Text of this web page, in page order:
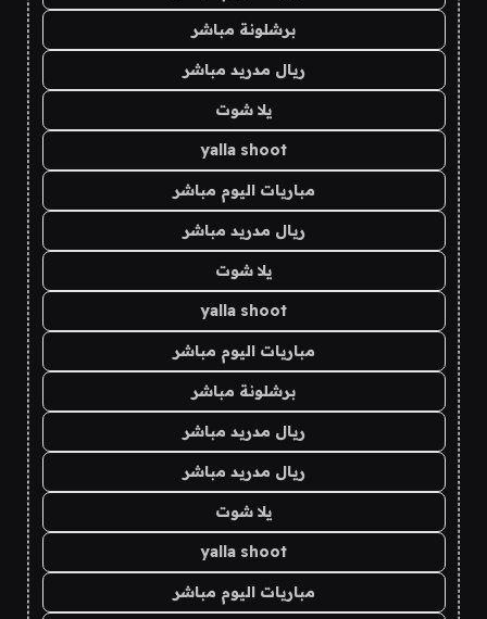
برشلونة مباشر
ريال مدريد مباشر
يلا شوت
yalla shoot
مباريات اليوم مباشر
ريال مدريد مباشر
يلا شوت
yalla shoot
مباريات اليوم مباشر
برشلونة مباشر
ريال مدريد مباشر
ريال مدريد مباشر
يلا شوت
yalla shoot
مباريات اليوم مباشر